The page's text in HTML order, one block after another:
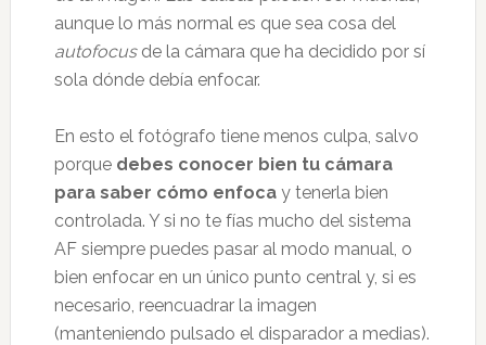
aunque lo más normal es que sea cosa del
autofocusde la cámara que ha decidido por sí
sola dónde debía enfocar.
En esto el fotógrafo tiene menos culpa, salvo
porque debes conocer bien tu cámara
para saber cómo enfocay tenerla bien
controlada. Y si no te fías mucho del sistema
AF siempre puedes pasar al modo manual, o
bien enfocar en un único punto central y, si es
necesario, reencuadrar la imagen
(manteniendo pulsado el disparador a medias).